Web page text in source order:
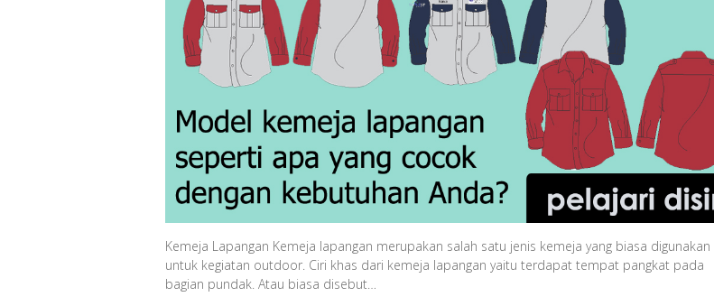
Kemeja Lapangan Kemeja lapangan merupakan salah satu jenis kemeja yang biasa digunakan
untuk kegiatan outdoor. Ciri khas dari kemeja lapangan yaitu terdapat tempat pangkat pada
bagian pundak. Atau biasa disebut…